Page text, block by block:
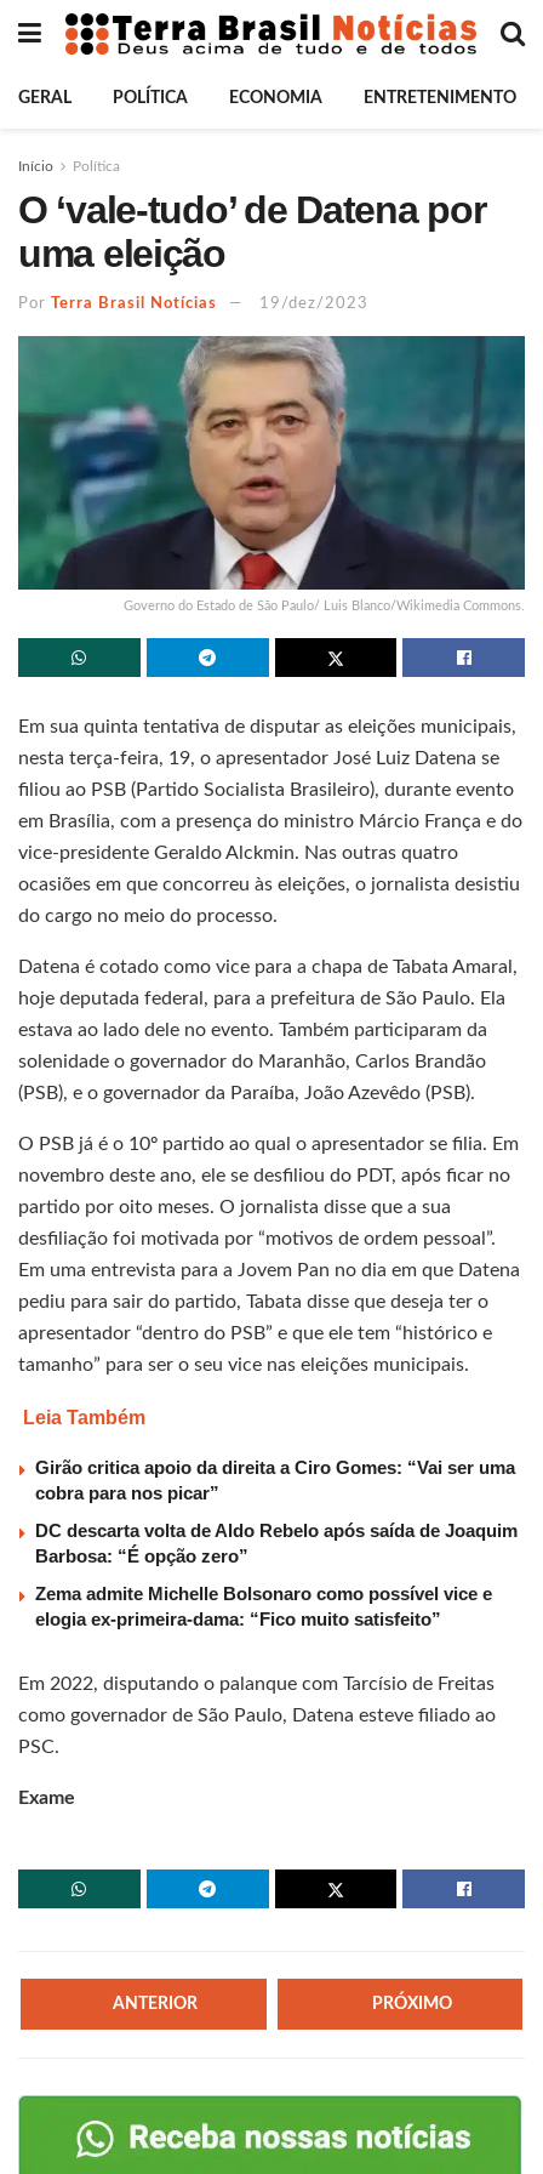
GERAL POLÍTICA ECONOMIA ENTRETENIMENTO
Início Política
O ‘vale-tudo’ de Datena por
uma eleição
Por Terra Brasil Notícias 19/dez/2023
Governo do Estado de São Paulo/ Luis Blanco/Wikimedia Commons.
Em sua quinta tentativa de disputar as eleições municipais,
nesta terça-feira, 19, o apresentador José Luiz Datena se
filiou ao PSB (Partido Socialista Brasileiro), durante evento
em Brasília, com a presença do ministro Márcio França e do
vice-presidente Geraldo Alckmin. Nas outras quatro
ocasiões em que concorreu às eleições, o jornalista desistiu
do cargo no meio do processo.
Datena é cotado como vice para a chapa de Tabata Amaral,
hoje deputada federal, para a prefeitura de São Paulo. Ela
estava ao lado dele no evento. Também participaram da
solenidade o governador do Maranhão, Carlos Brandão
(PSB), e o governador da Paraíba, João Azevêdo (PSB).
O PSB já é o 10º partido ao qual o apresentador se filia. Em
novembro deste ano, ele se desfiliou do PDT, após ficar no
partido por oito meses. O jornalista disse que a sua
desfiliação foi motivada por “motivos de ordem pessoal”.
Em uma entrevista para a Jovem Pan no dia em que Datena
pediu para sair do partido, Tabata disse que deseja ter o
apresentador “dentro do PSB” e que ele tem “histórico e
tamanho” para ser o seu vice nas eleições municipais.
Leia Também
Girão critica apoio da direita a Ciro Gomes: “Vai ser uma
cobra para nos picar”
DC descarta volta de Aldo Rebelo após saída de Joaquim
Barbosa: “É opção zero”
Zema admite Michelle Bolsonaro como possível vice e
elogia ex-primeira-dama: “Fico muito satisfeito”
Em 2022, disputando o palanque com Tarcísio de Freitas
como governador de São Paulo, Datena esteve filiado ao
PSC.
Exame
ANTERIOR PRÓXIMO